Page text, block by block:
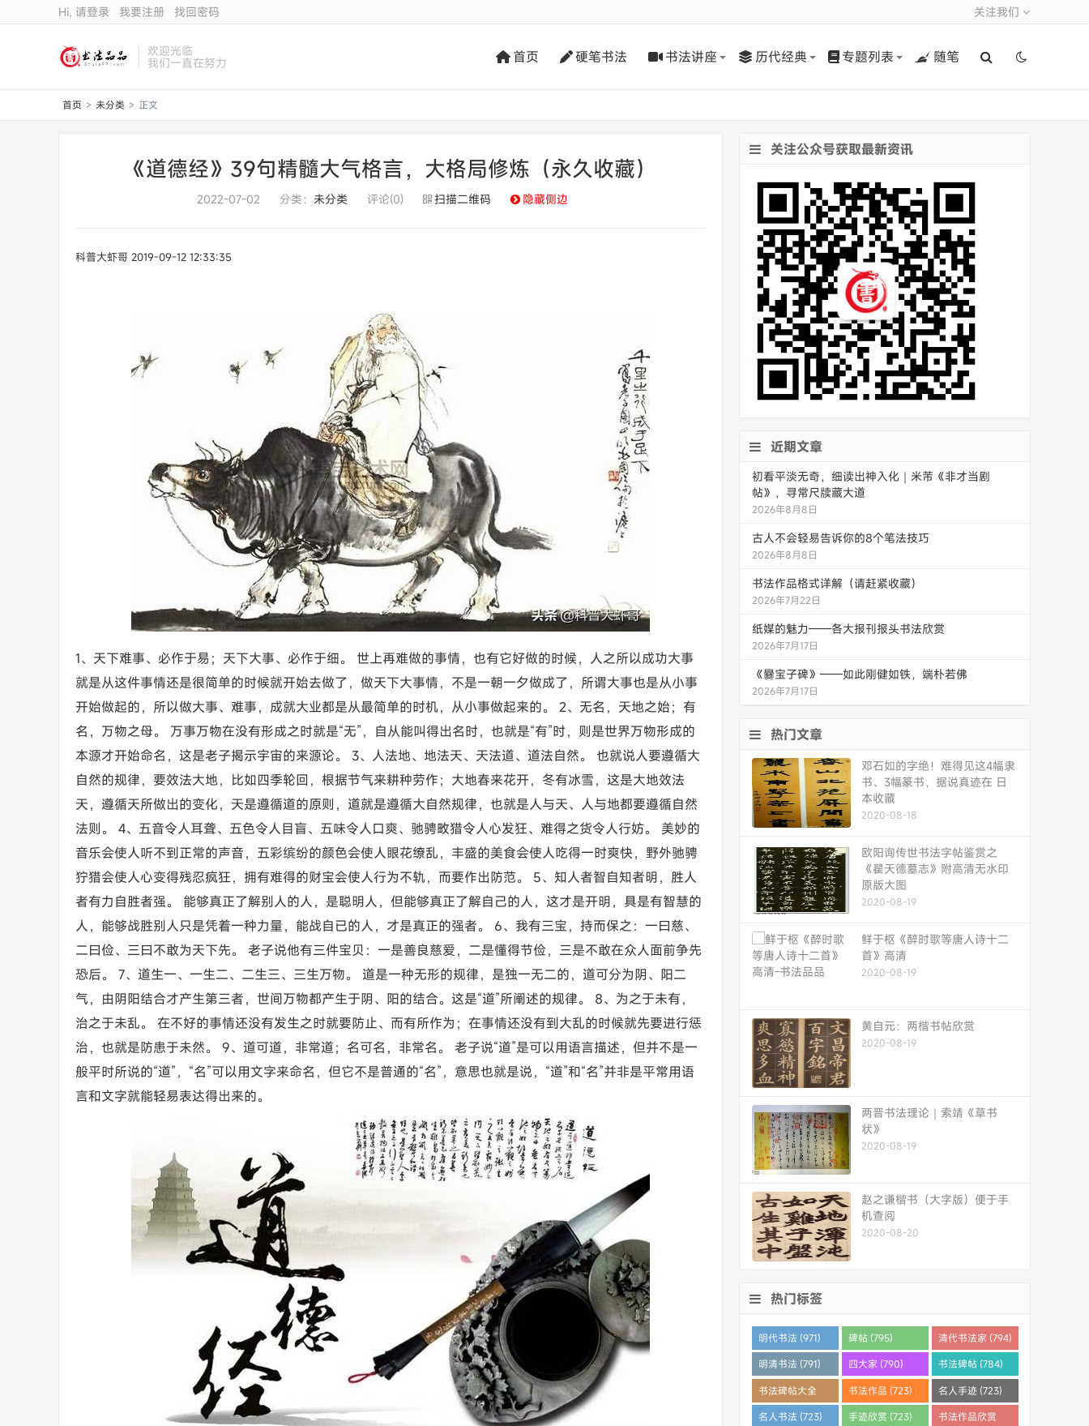
关注我们
Hi, 请登录 我要注册 找回密码
欢迎光临
我们一直在努力 首页 硬笔书法 书法讲座 历代经典 专题列表 随笔
首页 > 未分类 > 正文
《道德经》39句精髓大气格言，大格局修炼（永久收藏）
2022-07-02 分类： 未分类 评论(0) 扫描二维码 隐藏侧边
科普大虾哥 2019-09-12 12:33:35
1、天下难事、必作于易；天下大事、必作于细。 世上再难做的事情，也有它好做的时候，人之所以成功大事
就是从这件事情还是很简单的时候就开始去做了，做天下大事情，不是一朝一夕做成了，所谓大事也是从小事
开始做起的，所以做大事、难事，成就大业都是从最简单的时机，从小事做起来的。 2、无名，天地之始；有
名，万物之母。 万事万物在没有形成之时就是“无”，自从能叫得出名时，也就是“有”时，则是世界万物形成的
本源才开始命名，这是老子揭示宇宙的来源论。 3、人法地、地法天、天法道、道法自然。 也就说人要遵循大
自然的规律，要效法大地，比如四季轮回，根据节气来耕种劳作；大地春来花开，冬有冰雪，这是大地效法
天，遵循天所做出的变化，天是遵循道的原则，道就是遵循大自然规律，也就是人与天、人与地都要遵循自然
法则。 4、五音令人耳聋、五色令人目盲、五味令人口爽、驰骋畋猎令人心发狂、难得之货令人行妨。 美妙的
音乐会使人听不到正常的声音，五彩缤纷的颜色会使人眼花缭乱，丰盛的美食会使人吃得一时爽快，野外驰骋
狞猎会使人心变得残忍疯狂，拥有难得的财宝会使人行为不轨，而要作出防范。 5、知人者智自知者明，胜人
者有力自胜者强。 能够真正了解别人的人，是聪明人，但能够真正了解自己的人，这才是开明，具是有智慧的
人，能够战胜别人只是凭着一种力量，能战自已的人，才是真正的强者。 6、我有三宝，持而保之：一曰慈、
二曰俭、三曰不敢为天下先。 老子说他有三件宝贝：一是善良慈爱，二是懂得节俭，三是不敢在众人面前争先
恐后。 7、道生一、一生二、二生三、三生万物。 道是一种无形的规律，是独一无二的，道可分为阴、阳二
气，由阴阳结合才产生第三者，世间万物都产生于阴、阳的结合。这是“道”所阐述的规律。 8、为之于未有，
治之于未乱。 在不好的事情还没有发生之时就要防止、而有所作为；在事情还没有到大乱的时候就先要进行惩
治，也就是防患于未然。 9、道可道，非常道；名可名，非常名。 老子说“道”是可以用语言描述，但并不是一
般平时所说的“道”，“名”可以用文字来命名，但它不是普通的“名”，意思也就是说，“道”和“名”并非是平常用语
言和文字就能轻易表达得出来的。
关注公众号获取最新资讯
近期文章
初看平淡无奇，细读出神入化｜米芾《非才当剧
帖》，寻常尺牍藏大道
2026年8月8日
古人不会轻易告诉你的8个笔法技巧
2026年8月8日
书法作品格式详解（请赶紧收藏）
2026年7月22日
纸媒的魅力——各大报刊报头书法欣赏
2026年7月17日
《爨宝子碑》——如此刚健如铁，端朴若佛
2026年7月17日
热门文章
邓石如的字绝！难得见这4幅隶
书、3幅篆书，据说真迹在 日
本收藏
2020-08-18
欧阳询传世书法字帖鉴赏之
《翟天德墓志》附高清无水印
原版大图
2020-08-19
鲜于枢《醉时歌等唐人诗十二
首》高清
2020-08-19
黄自元：两楷书帖欣赏
2020-08-19
两晋书法理论｜索靖《草书
状》
2020-08-19
赵之谦楷书（大字版）便于手
机查阅
2020-08-20
热门标签
明代书法 (971) 碑帖 (795) 清代书法家 (794)
明清书法 (791) 四大家 (790) 书法碑帖 (784)
书法碑帖大全
(784)
书法作品 (723) 名人手迹 (723)
名人书法 (723) 手迹欣赏 (723)
书法作品欣赏